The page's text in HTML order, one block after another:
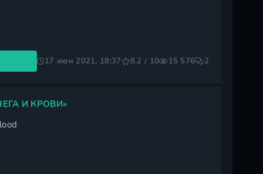
17 июн 2021, 18:37 8.2 / 10 15 576 2
И КРОВИ»